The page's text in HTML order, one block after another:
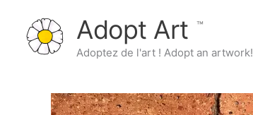
contenu
Adopt Art
Adoptez de l'art ! Adopt an artwork!